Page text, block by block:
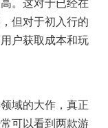
。这对于已经在
但对于初入行的
户获取成本和玩
域的大作，真正
可以看到两款游